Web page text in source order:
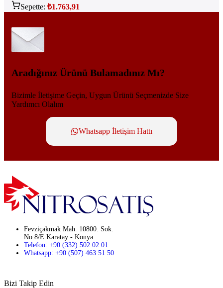
Sepette: ₺1.763,91
Aradığınız Ürünü Bulamadınız Mı?
Bizimle İletişime Geçin, Uygun Ürünü Seçmenizde Size
Yardımcı Olalım
Whatsapp İletişim Hattı
Fevziçakmak Mah. 10800. Sok.
No:8/E Karatay - Konya
Telefon: +90 (332) 502 02 01
Whatsapp: +90 (507) 463 51 50
Bizi Takip Edin